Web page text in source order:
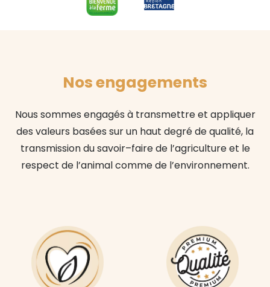
Nos engagements
Nous sommes engagés à transmettre et appliquer
des valeurs basées sur un haut degrédequalité, la
transmission du savoir–fairede l’agricultureet le
respect de l’animal comme de l’environnement.